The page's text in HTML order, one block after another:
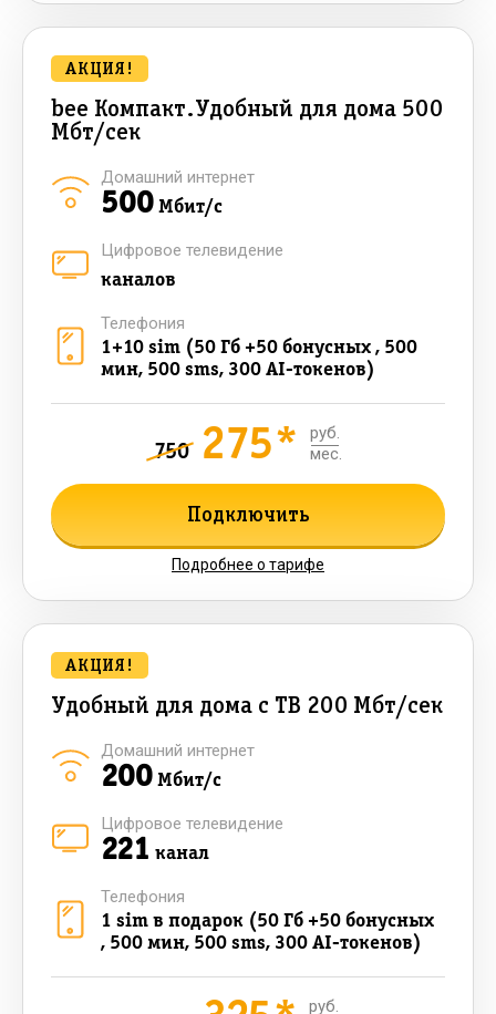
bee Компакт.Удобный для дома 500
Мбт/сек
АКЦИЯ!
500Мбит/с
Домашний интернет
каналов
Цифровое телевидение
1+10 sim (50 Гб +50 бонусных , 500
мин, 500 sms, 300 AI-токенов)
Телефония
750 275*
руб.
мес.
Подключить
Подробнее о тарифе
Удобный для дома с ТВ 200 Мбт/сек
АКЦИЯ!
200Мбит/с
Домашний интернет
221 канал
Цифровое телевидение
1 sim в подарок (50 Гб +50 бонусных
, 500 мин, 500 sms, 300 AI-токенов)
Телефония
руб.